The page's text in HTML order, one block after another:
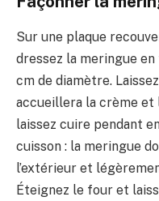
Sur une plaque
dressez la meringue en
cm de diamètre.
accueillera la crème
laissez cuire pendant
cuisson : la meringue
l’extérieur et
Éteignez le four et